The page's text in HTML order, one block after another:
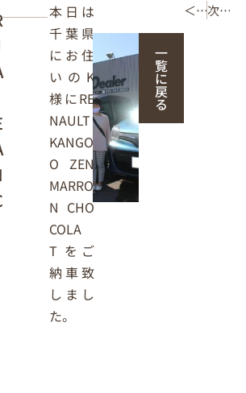
本日は
千葉県
にお住
いのK
様にRE
NAULT
KANGO
O ZEN
MARRO
N CHO
COLA
T をご
納車致
しまし
た。
一
覧
に
戻
る
＜ 前の記事 次の記事 ＞